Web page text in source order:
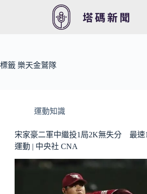
容
標籤 樂天金鷲隊
運動知識
宋家豪二軍中繼投1局2K無失分 最速
運動 | 中央社 CNA